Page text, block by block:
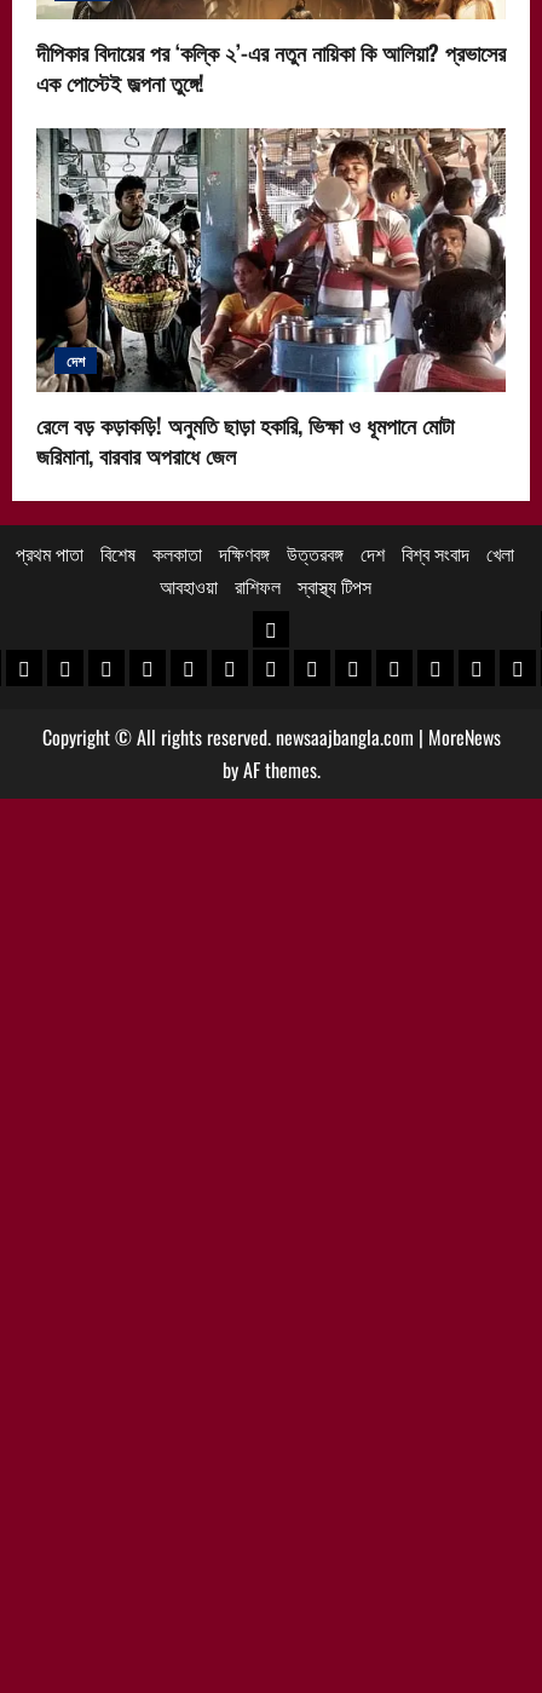
দীপিকার বিদায়ের পর ‘কল্কি ২’-এর নতুন নায়িকা কি আলিয়া? প্রভাসের
এক পোস্টেই জল্পনা তুঙ্গে!
দেশ
রেলে বড় কড়াকড়ি! অনুমতি ছাড়া হকারি, ভিক্ষা ও ধূমপানে মোটা
জরিমানা, বারবার অপরাধে জেল
প্রথম পাতা বিশেষ কলকাতা দক্ষিণবঙ্গ উত্তরবঙ্গ দেশ বিশ্ব সংবাদ খেলা
আবহাওয়া
রাশিফল স্বাস্থ্য টিপস
খবর
খবর
পুরুলিয়া খবর
বাঁকুড়া খবরপশ্চিম বর্ধমান খবর
পূর্ব বর্ধমান খবর
বীরভূম খবরমুর্শিদাবাদ খবর
উত্তরবঙ্গ
কোচবিহার নিউজ
আলিপুরদুয়ার খবর
জলপাইগুড়ি খবর
শিলিগুড়ি খবর
উত্তরদক্ষিণ
Copyright © All rights reserved. newsaajbangla.com | MoreNews
by AF themes.